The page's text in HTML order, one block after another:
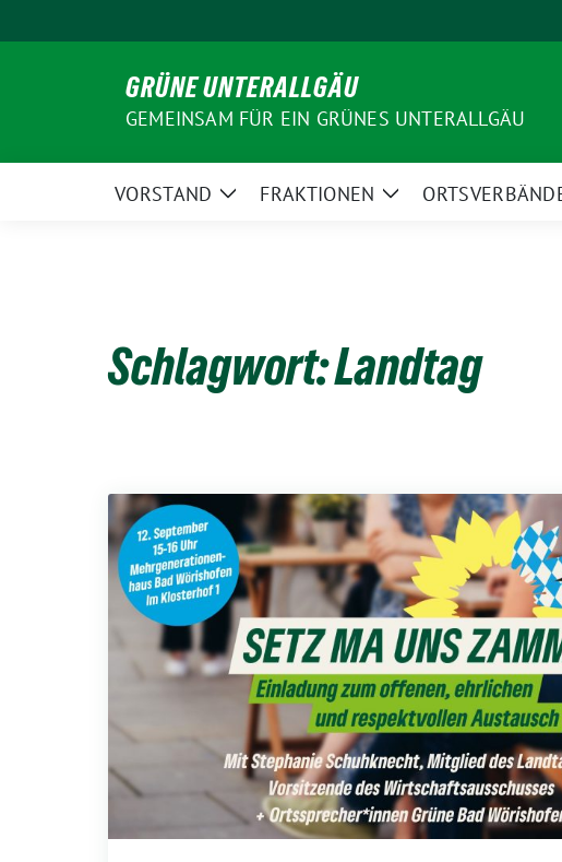
zum
GRÜNE UNTERALLGÄU
GEMEINSAM FÜR EIN GRÜNES UNTERALLGÄU
VORSTAND
ZeigeFRAKTIONEN
Zeige
Schlagwort:Landtag